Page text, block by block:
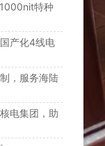
特种
产化4线电
，服务海陆
电集团，助